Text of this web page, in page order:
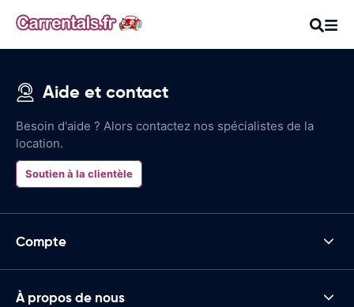
Aide et contact
Besoin d'aide ? Alors contactez nos spécialistes de la
location.
Soutien à la clientèle
Compte
À propos de nous